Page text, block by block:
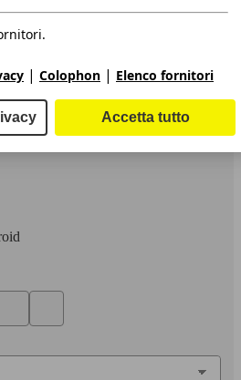
| Colophon | Elenco fornitori
Accetta tutto